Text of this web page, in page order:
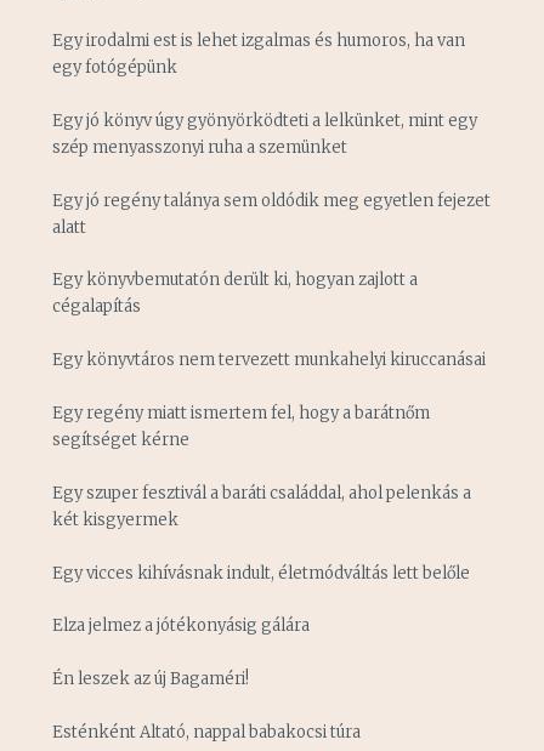
Egy irodalmi est is lehet izgalmas és humoros, ha van
egy fotógépünk
Egy jó könyv úgy gyönyörködteti a lelkünket, mint egy
szép menyasszonyi ruha a szemünket
Egy jó regény talánya sem oldódik meg egyetlen fejezet
alatt
Egy könyvbemutatón derült ki, hogyan zajlott a
cégalapítás
Egy könyvtáros nem tervezett munkahelyi kiruccanásai
Egy regény miatt ismertem fel, hogy a barátnőm
segítséget kérne
Egy szuper fesztivál a baráti családdal, ahol pelenkás a
két kisgyermek
Egy vicces kihívásnak indult, életmódváltás lett belőle
Elza jelmez a jótékonyásig gálára
Én leszek az új Bagaméri!
Esténként Altató, nappal babakocsi túra